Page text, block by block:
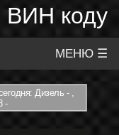
ВИН коду
МЕНЮ ☰
Дизель - ,
-